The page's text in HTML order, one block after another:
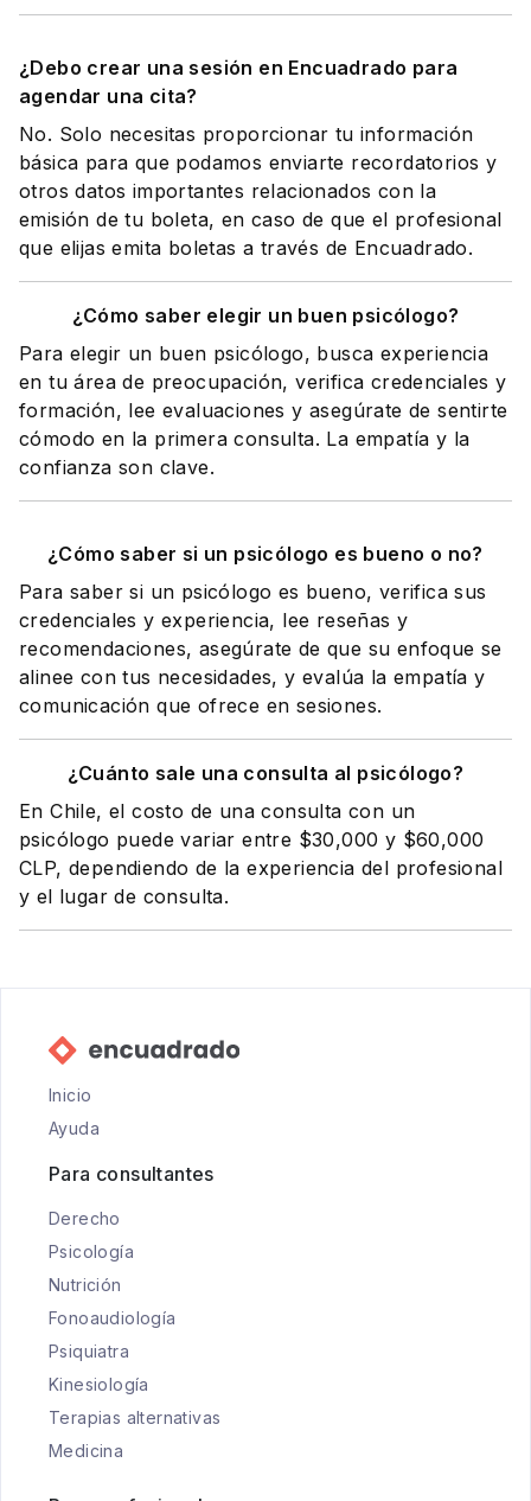
¿Debo crear una sesión en Encuadrado para
agendar una cita?
No. Solo necesitas proporcionar tu información
básica para que podamos enviarte recordatorios y
otros datos importantes relacionados con la
emisión de tu boleta, en caso de que el profesional
que elijas emita boletas a través de Encuadrado.
¿Cómo saber elegir un buen psicólogo?
Para elegir un buen psicólogo, busca experiencia
en tu área de preocupación, verifica credenciales y
formación, lee evaluaciones y asegúrate de sentirte
cómodo en la primera consulta. La empatía y la
confianza son clave.
¿Cómo saber si un psicólogo es bueno o no?
Para saber si un psicólogo es bueno, verifica sus
credenciales y experiencia, lee reseñas y
recomendaciones, asegúrate de que su enfoque se
alinee con tus necesidades, y evalúa la empatía y
comunicación que ofrece en sesiones.
¿Cuánto sale una consulta al psicólogo?
En Chile, el costo de una consulta con un
psicólogo puede variar entre $30,000 y $60,000
CLP, dependiendo de la experiencia del profesional
y el lugar de consulta.
Inicio
Ayuda
Para consultantes
Derecho
Psicología
Nutrición
Fonoaudiología
Psiquiatra
Kinesiología
Terapias alternativas
Medicina